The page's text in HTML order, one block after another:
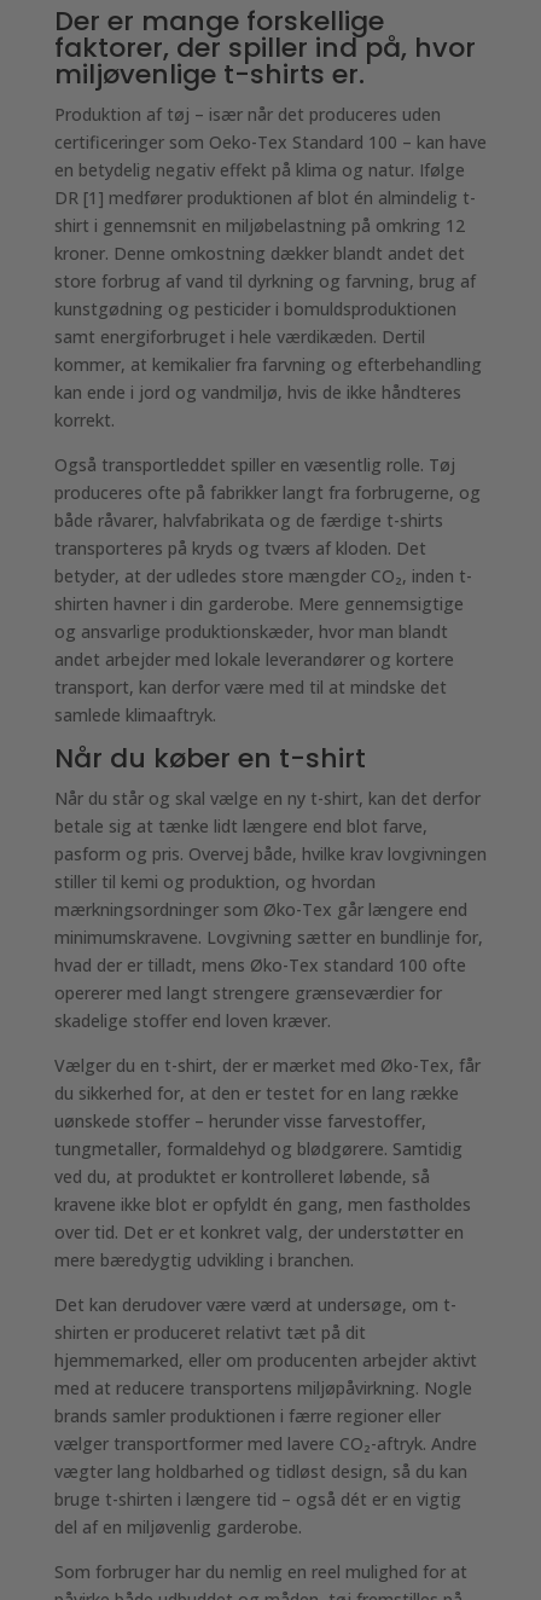
Der er mange forskellige
faktorer, der spiller ind på, hvor
miljøvenlige t-shirts er.
Produktion af tøj – især når det produceres uden
certificeringer som Oeko-Tex Standard 100 – kan have
en betydelig negativ effekt på klima og natur. Ifølge
DR [1] medfører produktionen af blot én almindelig t-
shirt i gennemsnit en miljøbelastning på omkring 12
kroner. Denne omkostning dækker blandt andet det
store forbrug af vand til dyrkning og farvning, brug af
kunstgødning og pesticider i bomuldsproduktionen
samt energiforbruget i hele værdikæden. Dertil
kommer, at kemikalier fra farvning og efterbehandling
kan ende i jord og vandmiljø, hvis de ikke håndteres
korrekt.
Også transportleddet spiller en væsentlig rolle. Tøj
produceres ofte på fabrikker langt fra forbrugerne, og
både råvarer, halvfabrikata og de færdige t-shirts
transporteres på kryds og tværs af kloden. Det
betyder, at der udledes store mængder CO₂, inden t-
shirten havner i din garderobe. Mere gennemsigtige
og ansvarlige produktionskæder, hvor man blandt
andet arbejder med lokale leverandører og kortere
transport, kan derfor være med til at mindske det
samlede klimaaftryk.
Når du køber en t-shirt
Når du står og skal vælge en ny t-shirt, kan det derfor
betale sig at tænke lidt længere end blot farve,
pasform og pris. Overvej både, hvilke krav lovgivningen
stiller til kemi og produktion, og hvordan
mærkningsordninger som Øko-Tex går længere end
minimumskravene. Lovgivning sætter en bundlinje for,
hvad der er tilladt, mens Øko-Tex standard 100 ofte
opererer med langt strengere grænseværdier for
skadelige stoffer end loven kræver.
Vælger du en t-shirt, der er mærket med Øko-Tex, får
du sikkerhed for, at den er testet for en lang række
uønskede stoffer – herunder visse farvestoffer,
tungmetaller, formaldehyd og blødgørere. Samtidig
ved du, at produktet er kontrolleret løbende, så
kravene ikke blot er opfyldt én gang, men fastholdes
over tid. Det er et konkret valg, der understøtter en
mere bæredygtig udvikling i branchen.
Det kan derudover være værd at undersøge, om t-
shirten er produceret relativt tæt på dit
hjemmemarked, eller om producenten arbejder aktivt
med at reducere transportens miljøpåvirkning. Nogle
brands samler produktionen i færre regioner eller
vælger transportformer med lavere CO₂-aftryk. Andre
vægter lang holdbarhed og tidløst design, så du kan
bruge t-shirten i længere tid – også dét er en vigtig
del af en miljøvenlig garderobe.
Som forbruger har du nemlig en reel mulighed for at